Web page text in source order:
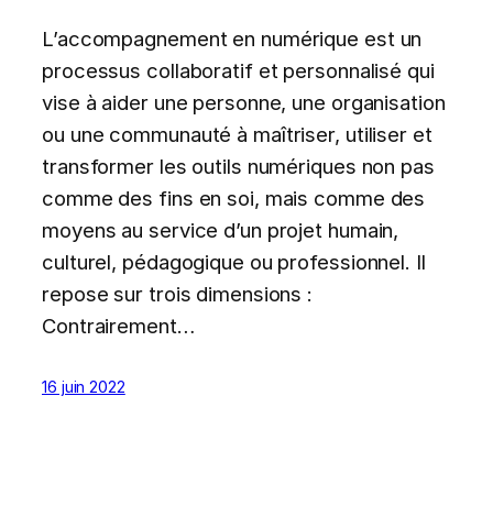
L’accompagnement en numérique est un
processus collaboratif et personnalisé qui
vise à aider une personne, une organisation
ou une communauté à maîtriser, utiliser et
transformer les outils numériques non pas
comme des fins en soi, mais comme des
moyens au service d’un projet humain,
culturel, pédagogique ou professionnel. Il
repose sur trois dimensions :
Contrairement…
16 juin 2022